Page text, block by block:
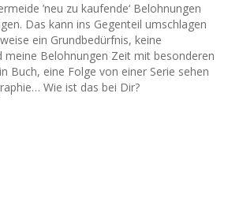
’neu zu kaufende‘ Belohnungen
Das kann ins Gegenteil umschlagen
ein Grundbedürfnis, keine
meine Belohnungen Zeit mit besonderen
Buch, eine Folge von einer Serie sehen
Wie ist das bei Dir?